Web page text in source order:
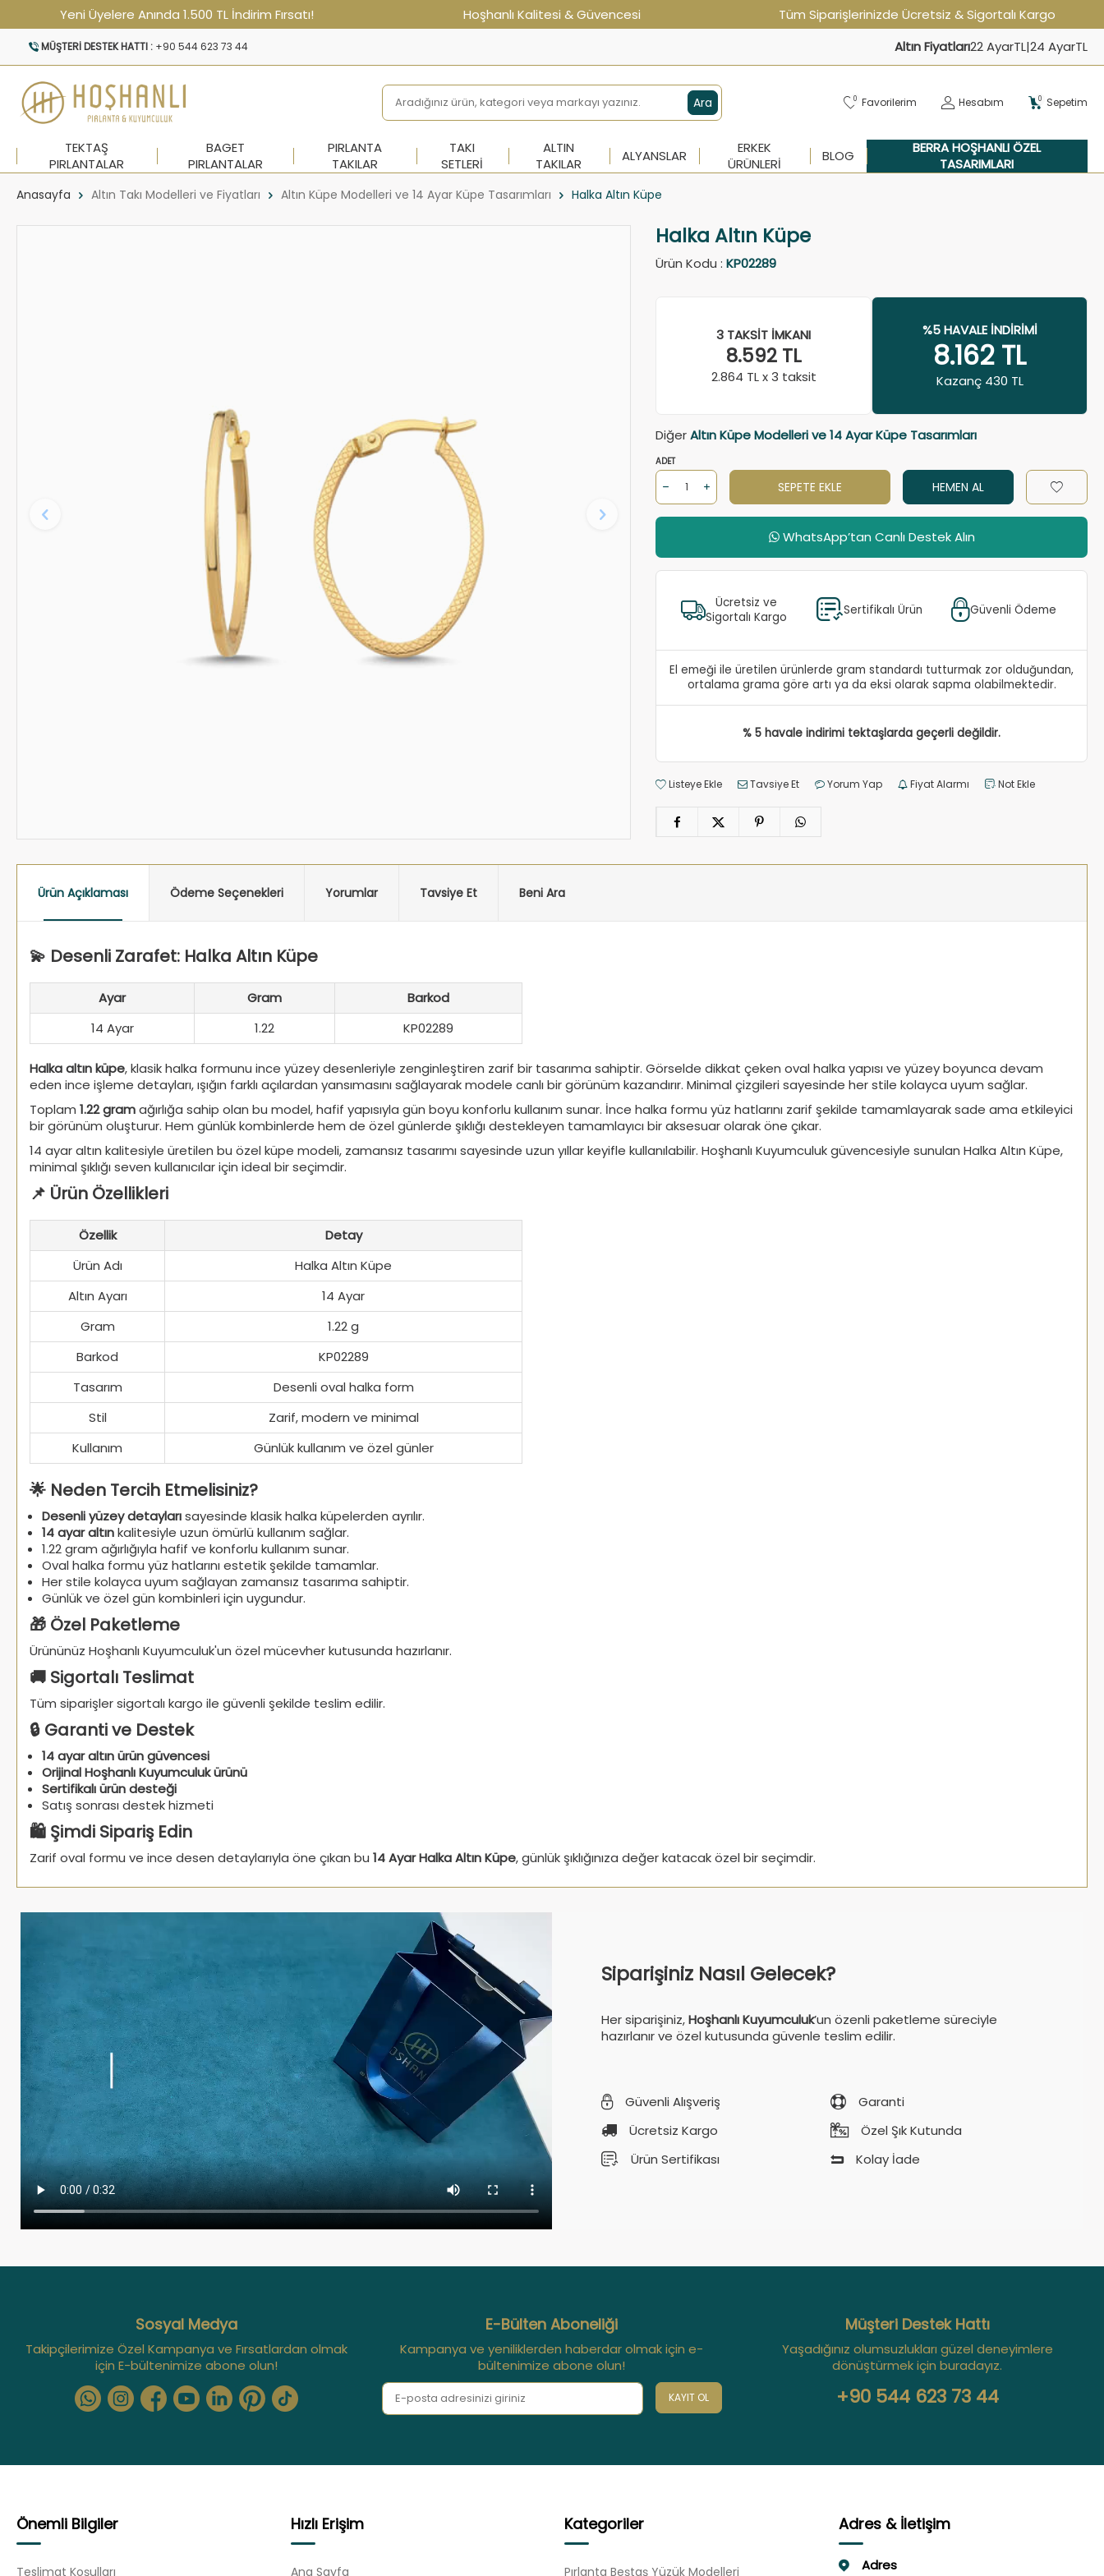
Yeni Üyelere Anında 1.500 TL İndirim Fırsatı! Hoşhanlı Kalitesi & Güvencesi Tüm Siparişlerinizde Ücretsiz & Sigortalı Kargo
MÜŞTERI DESTEK HATTI : +90 544 623 73 44 Altın Fiyatları22 AyarTL|24 AyarTL
Ara 0 Favorilerim Hesabım 0 Sepetim
TEKTAŞ
PIRLANTALAR
BAGET
PIRLANTALAR
PIRLANTA
TAKILAR
TAKI
SETLERI
ALTIN
TAKILAR
ALYANSLAR
ERKEK
ÜRÜNLERI
BLOG
BERRA HOŞHANLI ÖZEL
TASARIMLARI
Anasayfa Altın Takı Modelleri ve Fiyatları Altın Küpe Modelleri ve 14 Ayar Küpe Tasarımları Halka Altın Küpe
Halka Altın Küpe
Ürün Kodu :KP02289
3 TAKSIT İMKANI
8.592TL
2.864 TL x 3 taksit
%5 HAVALE İNDIRIMI
8.162 TL
Kazanç 430 TL
DiğerAltın Küpe Modelleri ve 14 Ayar Küpe Tasarımları
ADET
SEPETE EKLE HEMEN AL
WhatsApp’tan Canlı Destek Alın
Ücretsiz ve
Sigortalı Kargo
Sertifikalı Ürün Güvenli Ödeme
El emeği ile üretilen ürünlerde gram standardı tutturmak zor olduğundan,
ortalama grama göre artı ya da eksi olarak sapma olabilmektedir.
% 5 havale indirimi tektaşlarda geçerli değildir.
Listeye Ekle Tavsiye Et Yorum Yap Fiyat Alarmı Not Ekle
Ürün Açıklaması Ödeme Seçenekleri Yorumlar Tavsiye Et Beni Ara
💫 Desenli Zarafet: Halka Altın Küpe
Ayar Gram
Barkod
14 Ayar
1.22 KP02289
Halka altın küpe, klasik halka formunu ince yüzey desenleriyle zenginleştiren zarif bir tasarıma sahiptir. Görselde dikkat çeken oval halka yapısı ve yüzey boyunca devam
eden ince işleme detayları, ışığın farklı açılardan yansımasını sağlayarak modele canlı bir görünüm kazandırır. Minimal çizgileri sayesinde her stile kolayca uyum sağlar.
Toplam 1.22 gramağırlığa sahip olan bu model, hafif yapısıyla gün boyu konforlu kullanım sunar. İnce halka formu yüz hatlarını zarif şekilde tamamlayarak sade ama etkileyici
bir görünüm oluşturur. Hem günlük kombinlerde hem de özel günlerde şıklığı destekleyen tamamlayıcı bir aksesuar olarak öne çıkar.
14 ayar altın kalitesiyle üretilen bu özel küpe modeli, zamansız tasarımı sayesinde uzun yıllar keyifle kullanılabilir. Hoşhanlı Kuyumculuk güvencesiyle sunulan Halka Altın Küpe,
minimal şıklığı seven kullanıcılar için ideal bir seçimdir.
📌 Ürün Özellikleri
Özellik
Detay
Ürün Adı
Halka Altın Küpe
Altın Ayarı
14 Ayar
Gram
1.22 g
Barkod
KP02289
Tasarım
Desenli oval halka form
Stil
Zarif, modern ve minimal
Kullanım
Günlük kullanım ve özel günler
🌟 Neden Tercih Etmelisiniz?
Desenli yüzey detaylarısayesinde klasik halka küpelerden ayrılır.
14 ayar altınkalitesiyle uzun ömürlü kullanım sağlar.
1.22 gram ağırlığıyla hafif ve konforlu kullanım sunar.
Oval halka formu yüz hatlarını estetik şekilde tamamlar.
Her stile kolayca uyum sağlayan zamansız tasarıma sahiptir.
Günlük ve özel gün kombinleri için uygundur.
🎁 Özel Paketleme
Ürününüz Hoşhanlı Kuyumculuk'un özel mücevher kutusunda hazırlanır.
🚚 Sigortalı Teslimat
Tüm siparişler sigortalı kargo ile güvenli şekilde teslim edilir.
🔒 Garanti ve Destek
14 ayar altın ürün güvencesi
Orijinal Hoşhanlı Kuyumculuk ürünü
Sertifikalı ürün desteği
Satış sonrası destek hizmeti
🛍️ Şimdi Sipariş Edin
Zarif oval formu ve ince desen detaylarıyla öne çıkan bu 14 Ayar Halka Altın Küpe, günlük şıklığınıza değer katacak özel bir seçimdir.
Siparişiniz Nasıl Gelecek?
Her siparişiniz,Hoşhanlı Kuyumculuk’un özenli paketleme süreciyle
hazırlanır ve özel kutusunda güvenle teslim edilir.
Güvenli Alışveriş
Garanti
Ücretsiz Kargo
Özel Şık Kutunda
Ürün Sertifikası
Kolay İade
Sosyal Medya
Takipçilerimize Özel Kampanya ve Fırsatlardan olmak
için E-bültenimize abone olun!
E-Bülten Aboneliği
Kampanya ve yeniliklerden haberdar olmak için e-
bültenimize abone olun!
KAYIT OL
Müşteri Destek Hattı
Yaşadığınız olumsuzlukları güzel deneyimlere
dönüştürmek için buradayız.
+90 544 623 73 44
Önemli Bilgiler
Teslimat Koşulları
Hızlı Erişim
Ana Sayfa
Kategoriler
Pırlanta Beştaş Yüzük Modelleri
Adres & İletişim
Adres